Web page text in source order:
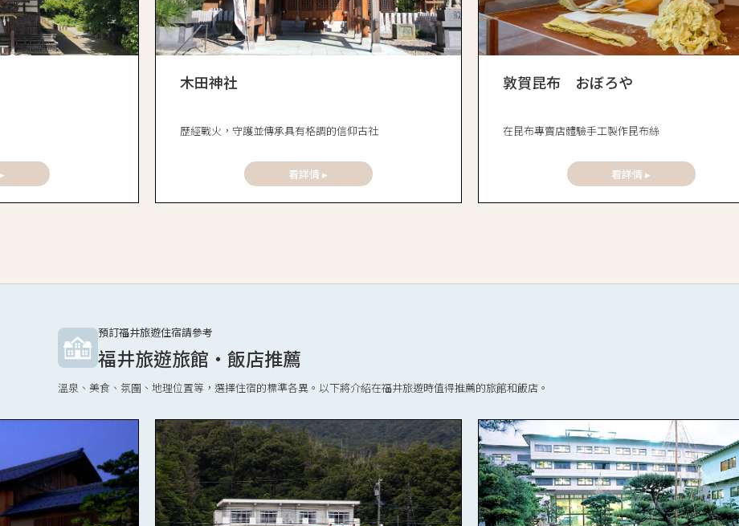
木田神社
歷經戰火，守護並傳承具有格調的信仰古社
看詳情 ▸
敦賀昆布 おぼろや
在昆布專賣店體驗手工製作昆布絲
看詳情 ▸
預訂福井旅遊住宿請參考
福井旅遊旅館・飯店推薦
溫泉、美食、氛圍、地理位置等，選擇住宿的標準各異。以下將介紹在福井旅遊時值得推薦的旅館和飯店。